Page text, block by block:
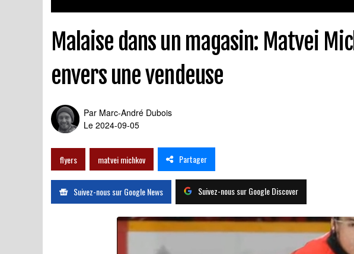
Malaise dans un magasin: Matvei
envers une vendeuse
Par Marc-André Dubois
Le 2024-09-05
flyers matvei michkov Partager
Suivez-nous sur Google News Suivez-nous sur Google Discover